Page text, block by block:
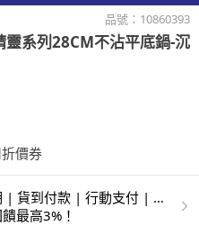
品號： 10860393
靈系列28CM不沾平底鍋-沉
價券
| 貨到付款 | 行動支付 | 超
聯卡
最高3%！